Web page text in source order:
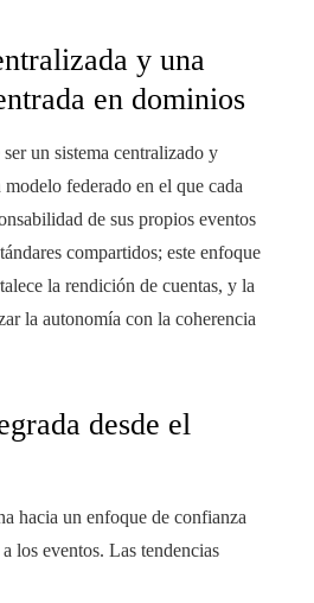
y una
en dominios
un sistema centralizado y
federado en el que cada
de sus propios eventos
compartidos; este enfoque
la rendición de cuentas, y la
la autonomía con la coherencia
desde el
hacia un enfoque de confianza
los eventos. Las tendencias